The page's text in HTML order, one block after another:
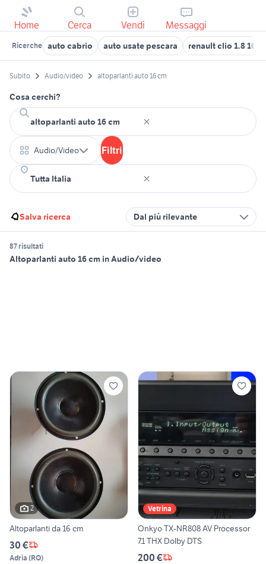
Home Cerca Vendi Messaggi
Ricerche auto cabrio auto usate pescara renault clio 1.8 16v
Subito Audio/video altoparlanti auto 16 cm
Cosa cerchi?
Audio/Video Filtri
Salva ricerca Dal più rilevante
87 risultati
Altoparlanti auto 16 cm in Audio/video
2
Altoparlanti da 16 cm
30 €
Adria (RO)
Vetrina
Onkyo TX-NR808 AV Processor
7.1 THX Dolby DTS
200 €